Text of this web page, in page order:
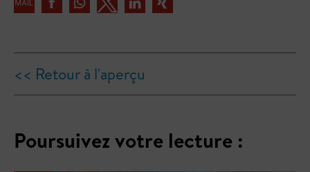
<< Retour à l'aperçu
Poursuivez votre lecture :